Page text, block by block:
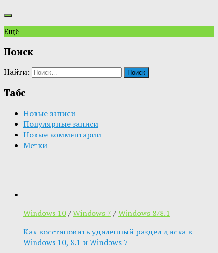
Ещё
Поиск
Найти:
Табс
Новые записи
Популярные записи
Новые комментарии
Метки
Windows 10/Windows 7 /Windows 8/8.1
Как восстановить удаленный раздел диска в
Windows 10, 8.1 и Windows 7